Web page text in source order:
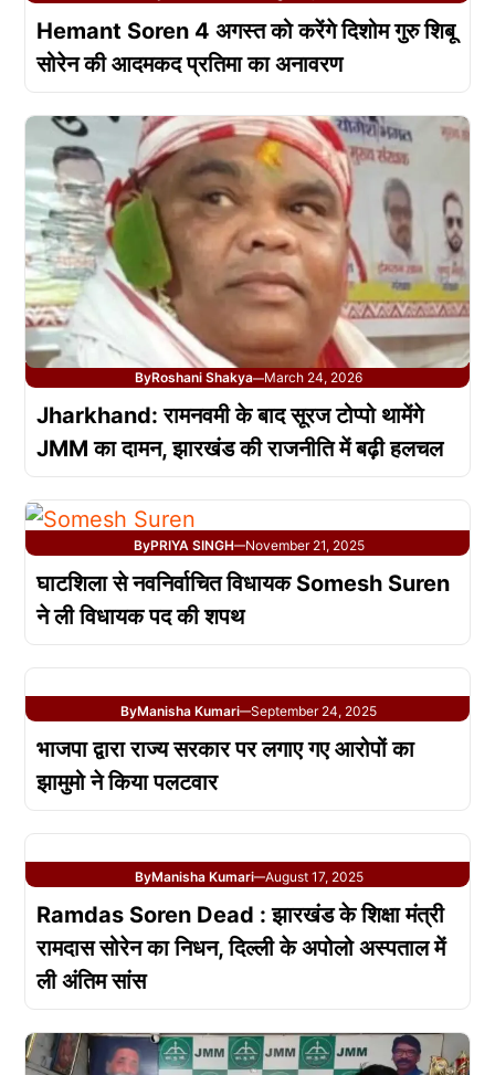
Hemant Soren 4 अगस्त को करेंगे दिशोम गुरु शिबू
सोरेन की आदमकद प्रतिमा का अनावरण
ByRoshani Shakya—March 24, 2026
Jharkhand: रामनवमी के बाद सूरज टोप्पो थामेंगे
JMM का दामन, झारखंड की राजनीति में बढ़ी हलचल
ByPRIYA SINGH—November 21, 2025
घाटशिला से नवनिर्वाचित विधायक Somesh Suren
ने ली विधायक पद की शपथ
ByManisha Kumari—September 24, 2025
भाजपा द्वारा राज्य सरकार पर लगाए गए आरोपों का
झामुमो ने किया पलटवार
ByManisha Kumari—August 17, 2025
Ramdas Soren Dead : झारखंड के शिक्षा मंत्री
रामदास सोरेन का निधन, दिल्ली के अपोलो अस्पताल में
ली अंतिम सांस